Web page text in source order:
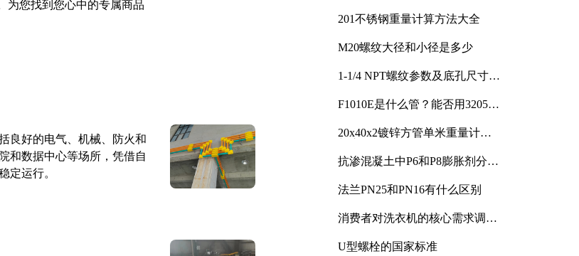
为您找到您心中的专属商品
良好的电气、机械、防火和
和数据中心等场所，凭借自
定运行。
201不锈钢重量计算方法大全
M20螺纹大径和小径是多少
1-1/4 NPT螺纹参数及底孔尺寸详
F1010E是什么管？能否用3205或
20x40x2镀锌方管单米重量计算
抗渗混凝土中P6和P8膨胀剂分别
法兰PN25和PN16有什么区别
消费者对洗衣机的核心需求调研
U型螺栓的国家标准